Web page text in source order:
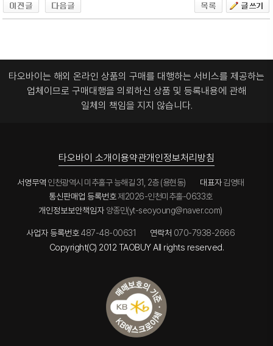
타오바이는 해외 온라인 상품의 구매를 대행하는 서비스를 제공하는
업체이므로 구매대행을 의뢰하신 상품 및 등록내용에 관해
일체의 책임을 지지 않습니다.
타오바이 소개이용약관개인정보처리방침
서영무역 인천광역시 미추홀구 능해길 31, 2층 (용현동) 대표자김영태
통신판매업 등록번호제2026-인천미추홀-0633호
개인정보보안책임자 양종민(yt-seoyoung@naver.com)
사업자 등록번호487-48-00631 연락처 070-7938-2666
Copyright(C) 2012 TAOBUY All rights reserved.